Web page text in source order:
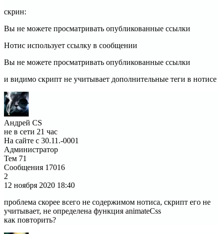
скрин:
Вы не можете просматривать опубликованные ссылки
Нотис использует ссылку в сообщении
Вы не можете просматривать опубликованные ссылки
и видимо скрипт не учитывает дополнительные теги в нотисе
Андрей CS
не в сети 21 час
На сайте с 30.11.-0001
Администратор
Тем 71
Сообщения 17016
2
12 ноября 2020 18:40
проблема скорее всего не содержимом нотиса, скрипт его не
учитывает, не определена функция animateCss
как повторить?